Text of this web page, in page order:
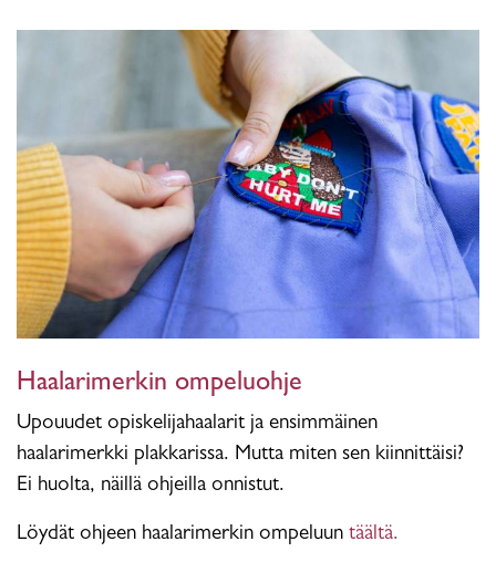
Haalarimerkin ompeluohje
Upouudet opiskelijahaalarit ja ensimmäinen
haalarimerkki plakkarissa. Mutta miten sen kiinnittäisi?
Ei huolta, näillä ohjeilla onnistut.
Löydät ohjeen haalarimerkin ompeluun täältä.